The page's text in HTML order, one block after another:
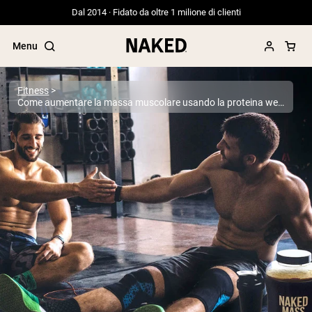
Dal 2014 · Fidato da oltre 1 milione di clienti
Menu
Termini di ricerca popolari
”Protein Powder“
”Overnight Oats“
”Vegan protein“
”Collagen“
”Micellar Casein“
PROTEIN POWDERSBest Seller
Proteina di piselli
Proteine del Siero di Latte da
Allevamento al Pascolo
Fitness
Come aumentare la massa muscolare usando la proteina weight gainer